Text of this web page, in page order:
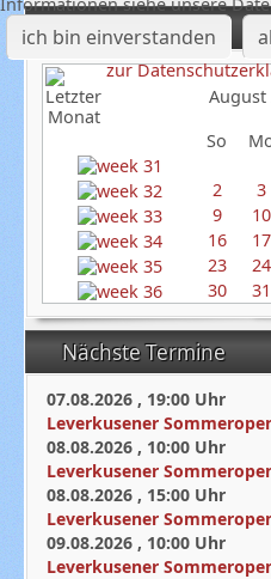
Termine
August
So
2
3
9
10
16
17
23
24
30
31
Nächste Termine
07.08.2026 , 19:00 Uhr
Leverkusener
08.08.2026 , 10:00 Uhr
Leverkusener
08.08.2026 , 15:00 Uhr
Leverkusener
09.08.2026 , 10:00 Uhr
Leverkusener
ich bin einverstanden
zur